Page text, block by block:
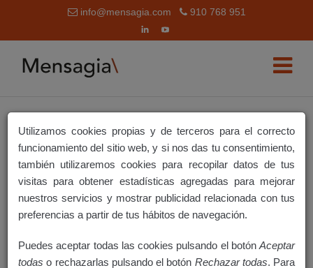
info@mensagia.com 910 768 951
ZAPIER
¿Qué es Zapier?
Crea tu cuenta en Zapier
Selección de la app trigger del ZAP
Utilizamos cookies propias y de terceros para el correcto
funcionamiento del sitio web, y si nos das tu consentimiento,
también utilizaremos cookies para recopilar datos de tus
visitas para obtener estadísticas agregadas para mejorar
nuestros servicios y mostrar publicidad relacionada con tus
preferencias a partir de tus hábitos de navegación.
Puedes aceptar todas las cookies pulsando el botón Aceptar
todas o rechazarlas pulsando el botón Rechazar todas. Para